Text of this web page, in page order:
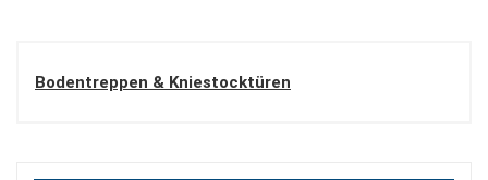
Bodentreppen & Kniestocktüren